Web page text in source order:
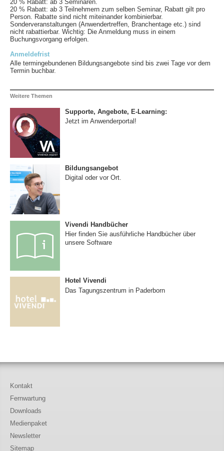
20 % Rabatt: ab 3 Seminaren.
20 % Rabatt: ab 3 Teilnehmern zum selben Seminar, Rabatt gilt pro
Person. Rabatte sind nicht miteinander kombinierbar.
Sonderveranstaltungen (Anwendertreffen, Branchentage etc.) sind
nicht rabattierbar. Wichtig: Die Anmeldung muss in einem
Buchungsvorgang erfolgen.
Anmeldefrist
Alle termingebundenen Bildungsangebote sind bis zwei Tage vor dem
Termin buchbar.
Weitere Themen
Supporte, Angebote, E-Learning:
Jetzt im Anwenderportal!
Bildungsangebot
Digital oder vor Ort.
Vivendi Handbücher
Hier finden Sie ausführliche Handbücher über
unsere Software
Hotel Vivendi
Das Tagungszentrum in Paderborn
Kontakt
Fernwartung
Downloads
Medienpaket
Newsletter
Sitemap